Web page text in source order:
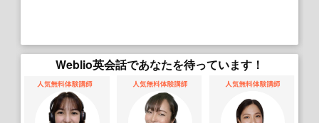
Weblio英会話であなたを待っています！